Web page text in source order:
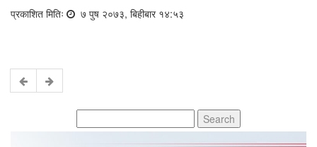
प्रकाशित मितिः ७ पुष २०७३, बिहीबार १४:५३
for: